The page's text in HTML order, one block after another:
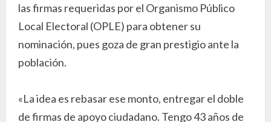
las firmas requeridas por el Organismo Público
Local Electoral (OPLE) para obtener su
nominación, pues goza de gran prestigio ante la
población.
«La idea es rebasar ese monto, entregar el doble
de firmas de apoyo ciudadano. Tengo 43 años de